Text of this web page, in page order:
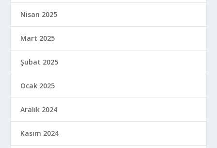
Nisan 2025
Mart 2025
Şubat 2025
Ocak 2025
Aralık 2024
Kasım 2024